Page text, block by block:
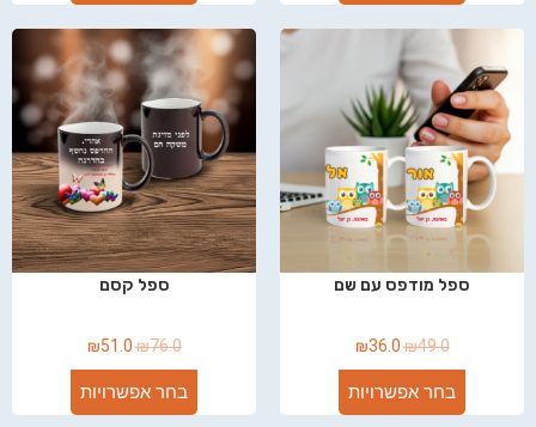
ספל מודפס עם שם
₪49.0
₪36.0
בחר אפשרויות
ספל קסם
₪76.0
₪51.0
בחר אפשרויות